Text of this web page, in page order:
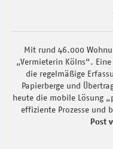
Mit rund 46.000
„Vermieterin Kölns“.
die regelmäßige
Papierberge und
heute die mobile Lösung
effiziente Prozesse und
Post